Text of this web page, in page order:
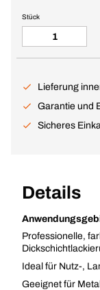
Stück
Lieferung
Garantie und
Sicheres
Details
Professionelle,
Ideal für Nutz-,
Geeignet für